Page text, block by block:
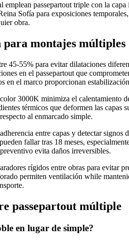
passepartout triple con la
Sofía para exposiciones
obra.
para montajes múltiples
45-55% para evitar dilataciones
en el passepartout que
en el marco proporcionan
3000K minimiza el calentamiento
térmicos que deformen las capas
al enmarcado simple.
entre capas y detectar signos
fallar tras 18 meses,
evita daños irreversibles.
rígidos entre obras para evitar
permiten ventilación while
passepartout múltiple
en lugar de simple?